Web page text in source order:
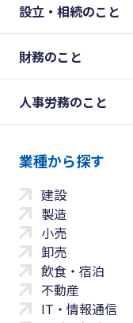
設立・相続のこと
財務のこと
人事労務のこと
業種から探す
建設
製造
小売
卸売
飲食・宿泊
不動産
IT・情報通信